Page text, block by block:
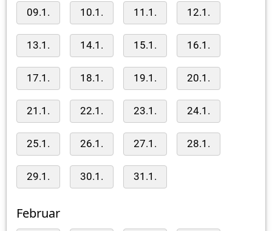
09.1. 10.1. 11.1. 12.1.
13.1. 14.1. 15.1. 16.1.
17.1. 18.1. 19.1. 20.1.
21.1. 22.1. 23.1. 24.1.
25.1. 26.1. 27.1. 28.1.
29.1. 30.1. 31.1.
Februar